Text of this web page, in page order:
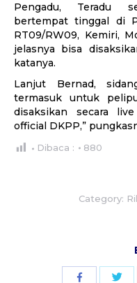
Pengadu, Teradu
bertempat tinggal di
RT09/RW09, Kemiri,
jelasnya bisa
katanya.
Lanjut Bernad,
termasuk untuk
disaksikan secara
official DKPP,”
Dibaca : 880
Category:
Share